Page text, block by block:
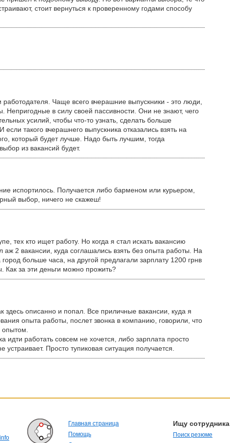
стоит вернуться к проверенному годами способу
Чаще всего вчерашние выпускники - это люди,
Непригодные в силу своей пассивности. Они не знают, чего
усилий, чтобы что-то узнать, сделать больше
такого вчерашнего выпускника отказались взять на
который будет лучше. Надо быть лучшим, тогда
из вакансий будет.
испортилось. Получается либо барменом или курьером,
выбор, ничего не скажеш!
тех кто ищет работу. Но когда я стал искать вакансию
аж 2 вакансии, куда соглашались взять без опыта работы. На
больше часа, на другой предлагали зарплату 1200 грнв
Как за эти деньги можно прожить?
здесь описанно и попал. Все приличные вакансии, куда я
опыта работы, послет звонка в компанию, говорили, что
опытом.
идти работать совсем не хочется, либо зарплата просто
Просто тупиковая ситуация получается.
Главная страница
Помощь
Ищу сотрудника
Поиск резюме